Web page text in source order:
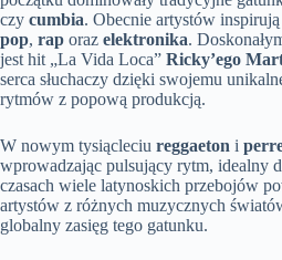
czy cumbia. Obecnie artystów
pop, rap oraz elektronika.
jest hit „La Vida Loca” Ricky’ego
serca słuchaczy dzięki swojemu
rytmów z popową produkcją.
W nowym tysiącleciu reggaeton i
wprowadzając pulsujący rytm, idealny
czasach wiele latynoskich przebojów
artystów z różnych muzycznych
globalny zasięg tego gatunku.